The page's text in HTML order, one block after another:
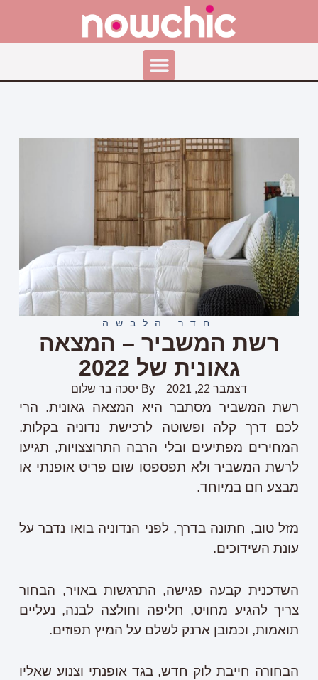
חדר הלבשה
רשת המשביר – המצאה
גאונית של 2022
דצמבר 22, 2021 By יסכה בר שלום
רשת המשביר מסתבר היא המצאה גאונית. הרי
לכם דרך קלה ופשוטה לרכישת נדוניה בקלות.
המחירים מפתיעים ובלי הרבה התרוצצויות, תגיעו
לרשת המשביר ולא תפספסו שום פריט אופנתי או
מבצע חם במיוחד.
מזל טוב, חתונה בדרך, לפני הנדוניה בואו נדבר על
עונת השידוכים.
השדכנית קבעה פגישה, התרגשות באויר, הבחור
צריך להגיע מחויט, חליפה וחולצה לבנה, נעליים
תואמות, וכמובן ארנק לשלם על המיץ תפוזים.
הבחורה חייבת לוק חדש, בגד אופנתי וצנוע שאליו